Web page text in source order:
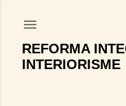
REFORMA
INTERIORISME